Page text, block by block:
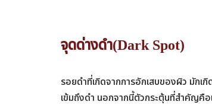
จุดด่างดำ(Dark Spot)
รอยดำที่เกิดจากการอักเสบของผิว มักเ
เข้มถึงดำ นอกจากนี้ตัวกระตุ้นที่สำคัญคื